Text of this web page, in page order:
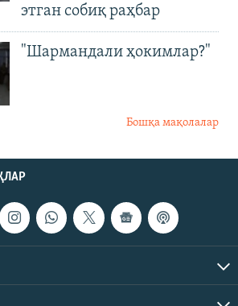
этган собиқ раҳбар
"Шармандали ҳокимлар?"
Бошқа мақолалар